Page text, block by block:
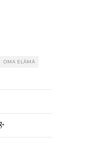
OMA ELÄMÄ